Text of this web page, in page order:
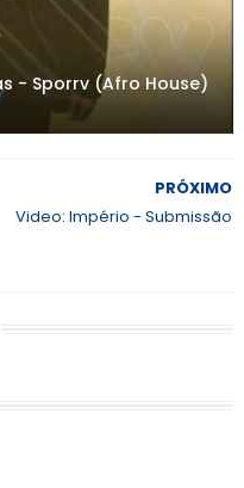
- Sporrv (Afro House)
PRÓXIMO
Video: Império - Submissão